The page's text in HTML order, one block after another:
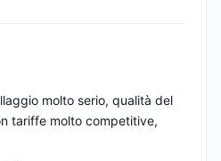
molto serio, qualità del
tariffe molto competitive,